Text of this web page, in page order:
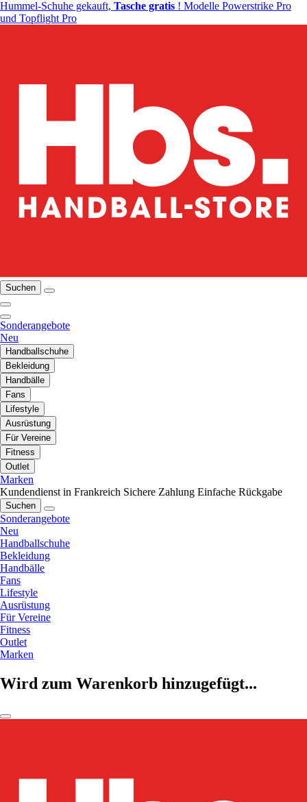
Hummel-Schuhe gekauft, Tasche gratis ! Modelle Powerstrike Pro
und Topflight Pro
Suchen
Sonderangebote
Neu
Handballschuhe
Bekleidung
Handbälle
Fans
Lifestyle
Ausrüstung
Für Vereine
Fitness
Outlet
Marken
Kundendienst in Frankreich Sichere Zahlung Einfache Rückgabe
Suchen
Sonderangebote
Neu
Handballschuhe
Bekleidung
Handbälle
Fans
Lifestyle
Ausrüstung
Für Vereine
Fitness
Outlet
Marken
Wird zum Warenkorb hinzugefügt...